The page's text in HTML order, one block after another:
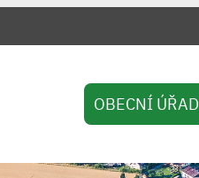
OBECNÍ ÚŘAD